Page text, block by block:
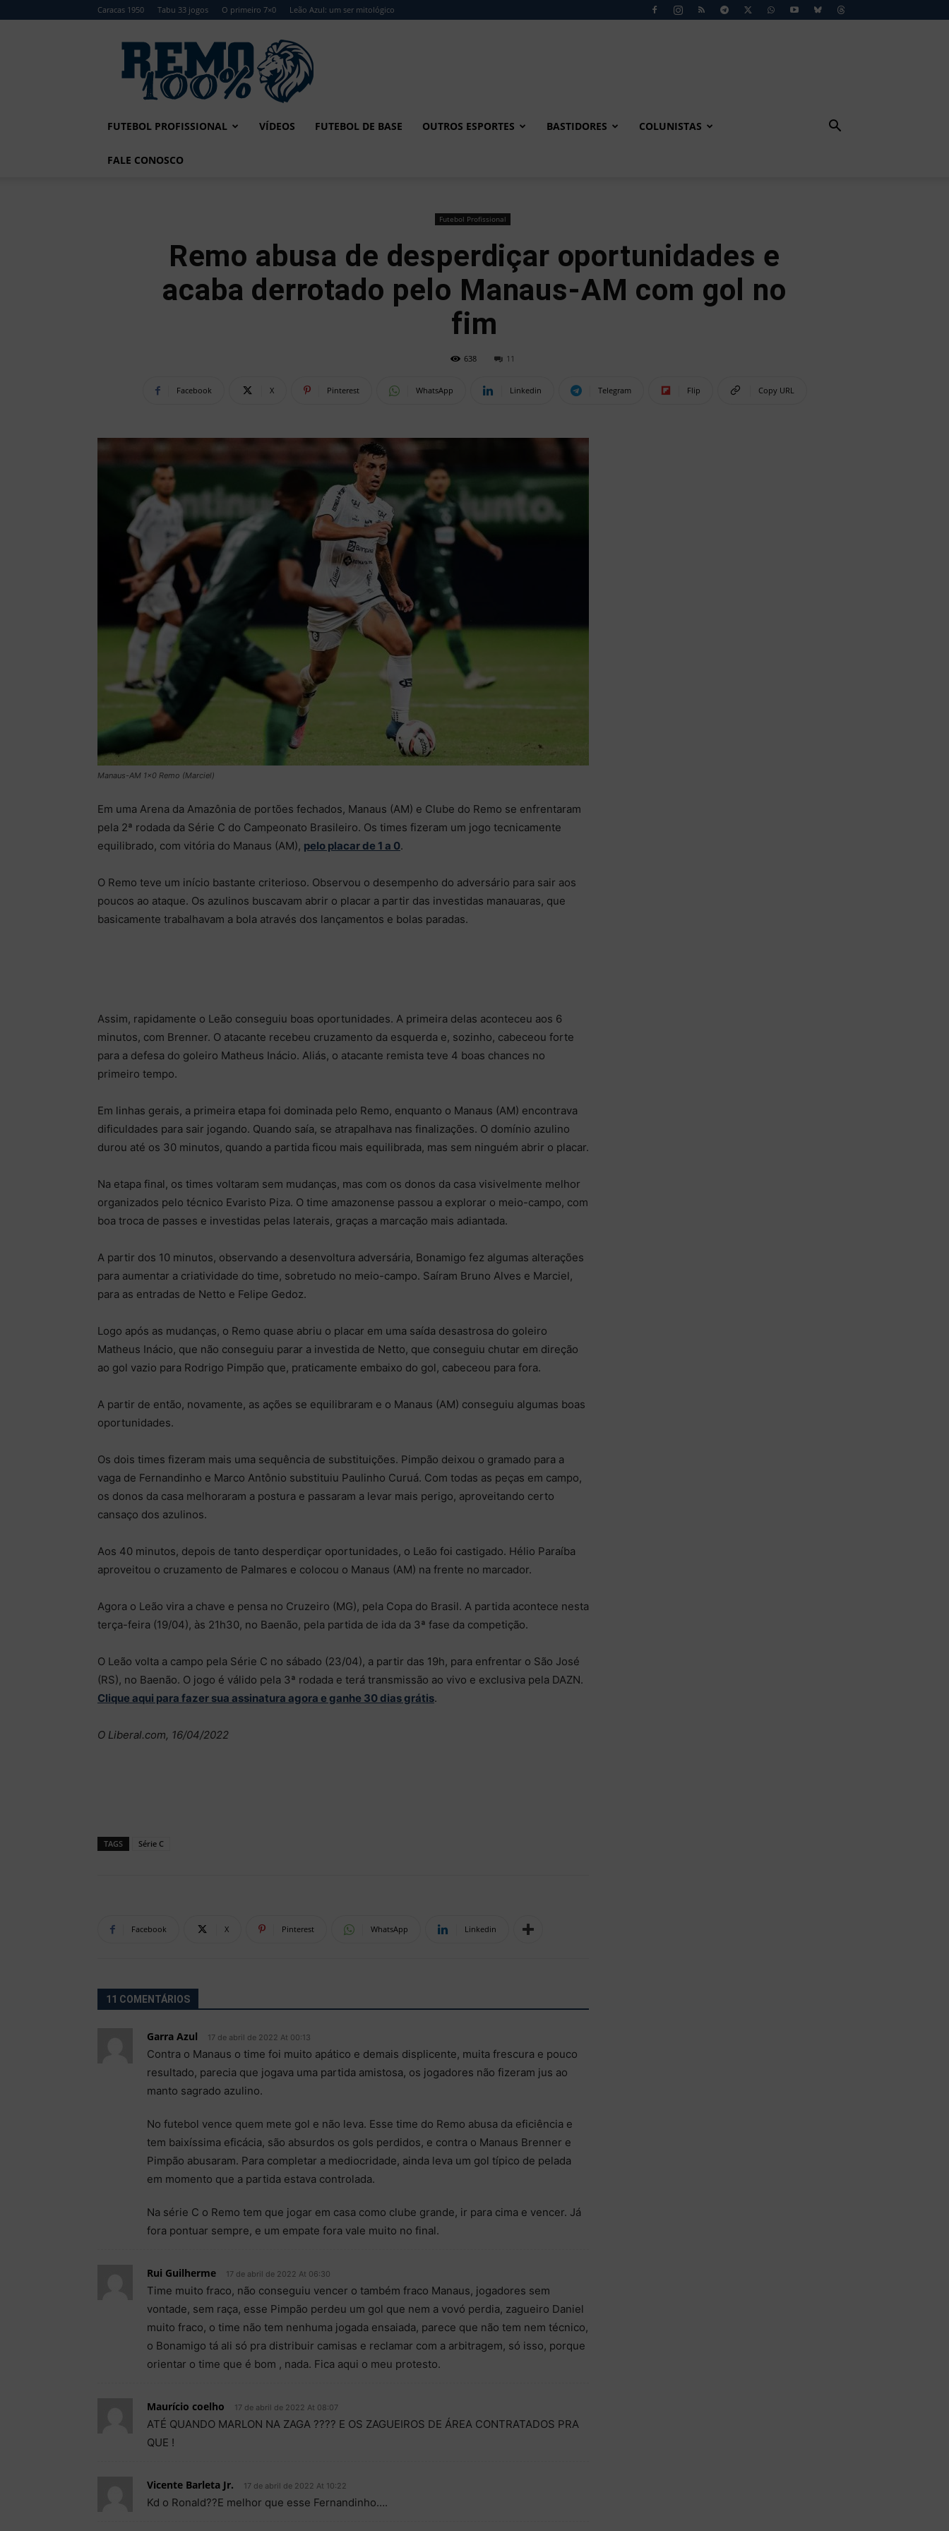
Caracas 1950 Tabu 33 jogos O primeiro 7×0 Leão Azul: um ser mitológico
Remo
FUTEBOL PROFISSIONAL VÍDEOS FUTEBOL DE BASE OUTROS ESPORTES BASTIDORES COLUNISTAS
FALE CONOSCO
Futebol Profissional
Remo abusa de desperdiçar oportunidades e
acaba derrotado pelo Manaus-AM com gol no
fim
638 11
Facebook X Pinterest WhatsApp Linkedin Telegram Flip Copy URL
Manaus-AM 1×0 Remo (Marciel)
Em uma Arena da Amazônia de portões fechados, Manaus (AM) e Clube do Remo se enfrentaram
pela 2ª rodada da Série C do Campeonato Brasileiro. Os times fizeram um jogo tecnicamente
equilibrado, com vitória do Manaus (AM), pelo placar de 1 a 0.
O Remo teve um início bastante criterioso. Observou o desempenho do adversário para sair aos
poucos ao ataque. Os azulinos buscavam abrir o placar a partir das investidas manauaras, que
basicamente trabalhavam a bola através dos lançamentos e bolas paradas.
Assim, rapidamente o Leão conseguiu boas oportunidades. A primeira delas aconteceu aos 6
minutos, com Brenner. O atacante recebeu cruzamento da esquerda e, sozinho, cabeceou forte
para a defesa do goleiro Matheus Inácio. Aliás, o atacante remista teve 4 boas chances no
primeiro tempo.
Em linhas gerais, a primeira etapa foi dominada pelo Remo, enquanto o Manaus (AM) encontrava
dificuldades para sair jogando. Quando saía, se atrapalhava nas finalizações. O domínio azulino
durou até os 30 minutos, quando a partida ficou mais equilibrada, mas sem ninguém abrir o placar.
Na etapa final, os times voltaram sem mudanças, mas com os donos da casa visivelmente melhor
organizados pelo técnico Evaristo Piza. O time amazonense passou a explorar o meio-campo, com
boa troca de passes e investidas pelas laterais, graças a marcação mais adiantada.
A partir dos 10 minutos, observando a desenvoltura adversária, Bonamigo fez algumas alterações
para aumentar a criatividade do time, sobretudo no meio-campo. Saíram Bruno Alves e Marciel,
para as entradas de Netto e Felipe Gedoz.
Logo após as mudanças, o Remo quase abriu o placar em uma saída desastrosa do goleiro
Matheus Inácio, que não conseguiu parar a investida de Netto, que conseguiu chutar em direção
ao gol vazio para Rodrigo Pimpão que, praticamente embaixo do gol, cabeceou para fora.
A partir de então, novamente, as ações se equilibraram e o Manaus (AM) conseguiu algumas boas
oportunidades.
Os dois times fizeram mais uma sequência de substituições. Pimpão deixou o gramado para a
vaga de Fernandinho e Marco Antônio substituiu Paulinho Curuá. Com todas as peças em campo,
os donos da casa melhoraram a postura e passaram a levar mais perigo, aproveitando certo
cansaço dos azulinos.
Aos 40 minutos, depois de tanto desperdiçar oportunidades, o Leão foi castigado. Hélio Paraíba
aproveitou o cruzamento de Palmares e colocou o Manaus (AM) na frente no marcador.
Agora o Leão vira a chave e pensa no Cruzeiro (MG), pela Copa do Brasil. A partida acontece nesta
terça-feira (19/04), às 21h30, no Baenão, pela partida de ida da 3ª fase da competição.
O Leão volta a campo pela Série C no sábado (23/04), a partir das 19h, para enfrentar o São José
(RS), no Baenão. O jogo é válido pela 3ª rodada e terá transmissão ao vivo e exclusiva pela DAZN.
Clique aqui para fazer sua assinatura agora e ganhe 30 dias grátis.
O Liberal.com, 16/04/2022
TAGS Série C
Facebook X Pinterest WhatsApp Linkedin
11 COMENTÁRIOS
Garra Azul 17 de abril de 2022 At 00:13
Contra o Manaus o time foi muito apático e demais displicente, muita frescura e pouco
resultado, parecia que jogava uma partida amistosa, os jogadores não fizeram jus ao
manto sagrado azulino.
No futebol vence quem mete gol e não leva. Esse time do Remo abusa da eficiência e
tem baixíssima eficácia, são absurdos os gols perdidos, e contra o Manaus Brenner e
Pimpão abusaram. Para completar a mediocridade, ainda leva um gol típico de pelada
em momento que a partida estava controlada.
Na série C o Remo tem que jogar em casa como clube grande, ir para cima e vencer. Já
fora pontuar sempre, e um empate fora vale muito no final.
Rui Guilherme 17 de abril de 2022 At 06:30
Time muito fraco, não conseguiu vencer o também fraco Manaus, jogadores sem
vontade, sem raça, esse Pimpão perdeu um gol que nem a vovó perdia, zagueiro Daniel
muito fraco, o time não tem nenhuma jogada ensaiada, parece que não tem nem técnico,
o Bonamigo tá ali só pra distribuir camisas e reclamar com a arbitragem, só isso, porque
orientar o time que é bom , nada. Fica aqui o meu protesto.
Maurício coelho 17 de abril de 2022 At 08:07
ATÉ QUANDO MARLON NA ZAGA ???? E OS ZAGUEIROS DE ÁREA CONTRATADOS PRA
QUE !
Vicente Barleta Jr. 17 de abril de 2022 At 10:22
Kd o Ronald??E melhor que esse Fernandinho….